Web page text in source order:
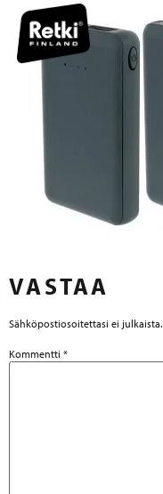
VASTAA
Sähköpostiosoitettasi ei julkaista.
Kommentti *